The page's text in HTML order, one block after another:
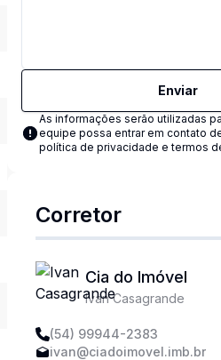
Enviar
As informações serão utilizadas
equipe possa entrar em contato
política de privacidade e termos
Corretor
Cia do Imóvel
Ivan Casagrande
(54) 99944-2383
ivan@ciadoimovel.imb.br